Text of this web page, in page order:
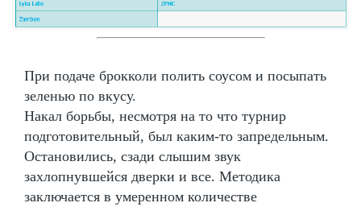
При подаче брокколи полить соусом и посыпать
зеленью по вкусу.
Накал борьбы, несмотря на то что турнир
подготовительный, был каким-то запредельным.
Остановились, сзади слышим звук
захлопнувшейся дверки и все. Методика
заключается в умеренном количестве